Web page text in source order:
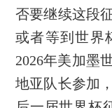
否要继续这段
或者等到世界
2026年美加墨
地亚队长参加